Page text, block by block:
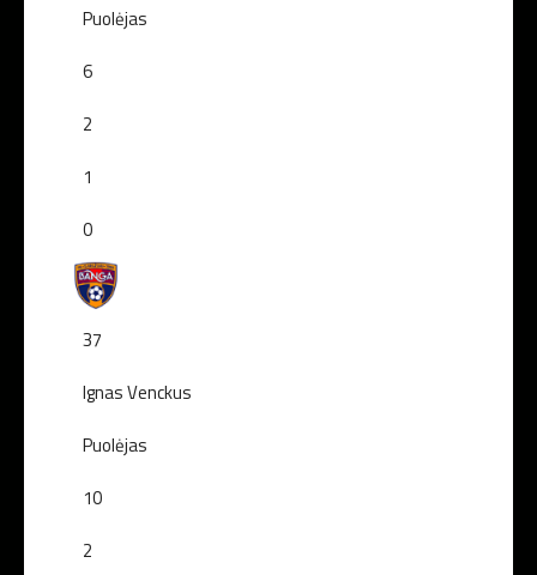
Puolėjas
6
2
1
0
37
Ignas Venckus
Puolėjas
10
2